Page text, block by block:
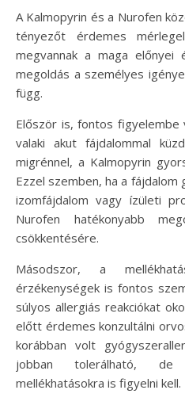
A Kalmopyrin és a Nurofen
tényezőt érdemes
megvannak a maga
megoldás a személyes
függ.
Először is, fontos figyelembe
valaki akut fájdalommal
migrénnel, a Kalmopyrin
Ezzel szemben, ha a
izomfájdalom vagy ízületi
Nurofen hatékonyabb
csökkentésére.
Másodszor, a
érzékenységek is fontos
súlyos allergiás reakciókat
előtt érdemes konzultálni
korábban volt
jobban tolerálható, de
mellékhatásokra is figyelni kell.